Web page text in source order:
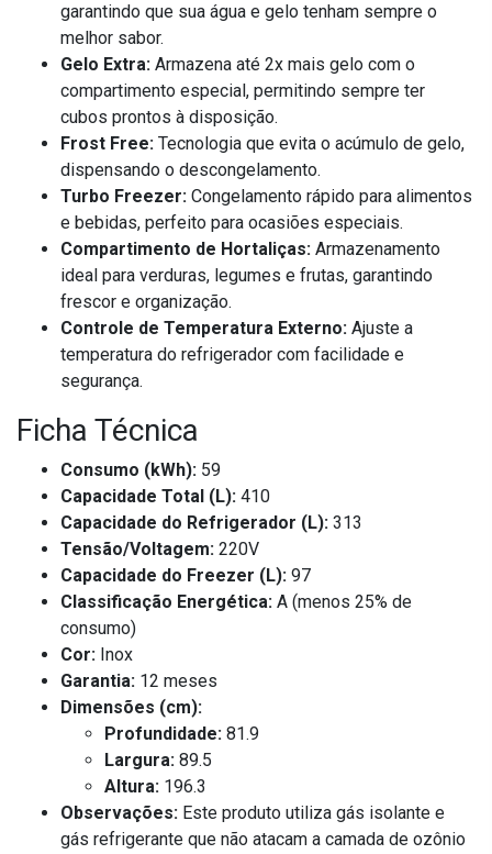
garantindo que sua água e gelo tenham sempre o
melhor sabor.
Gelo Extra: Armazena até 2x mais gelo com o
compartimento especial, permitindo sempre ter
cubos prontos à disposição.
Frost Free: Tecnologia que evita o acúmulo de gelo,
dispensando o descongelamento.
Turbo Freezer: Congelamento rápido para alimentos
e bebidas, perfeito para ocasiões especiais.
Compartimento de Hortaliças: Armazenamento
ideal para verduras, legumes e frutas, garantindo
frescor e organização.
Controle de Temperatura Externo: Ajuste a
temperatura do refrigerador com facilidade e
segurança.
Ficha Técnica
Consumo (kWh): 59
Capacidade Total (L): 410
Capacidade do Refrigerador (L): 313
Tensão/Voltagem: 220V
Capacidade do Freezer (L): 97
Classificação Energética: A (menos 25% de
consumo)
Cor: Inox
Garantia: 12 meses
Dimensões (cm):
Profundidade: 81.9
Largura: 89.5
Altura: 196.3
Observações: Este produto utiliza gás isolante e
gás refrigerante que não atacam a camada de ozônio